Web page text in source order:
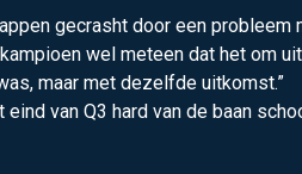
gecrasht door een probleem
wel meteen dat het om
maar met dezelfde uitkomst.”
van Q3 hard van de baan